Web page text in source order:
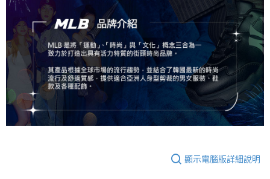
顯示電腦版詳細說明